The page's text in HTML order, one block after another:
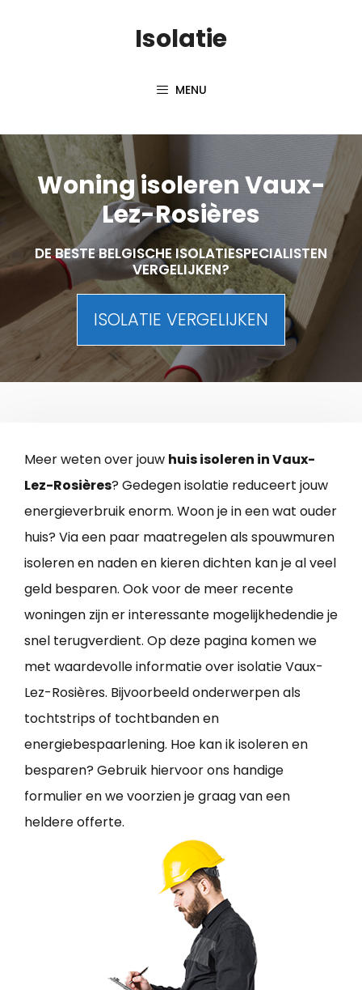
Isolatie
MENU
Woning isoleren Vaux-
Lez-Rosières
DE BESTE BELGISCHE ISOLATIESPECIALISTEN
VERGELIJKEN?
ISOLATIE VERGELIJKEN
Meer weten over jouw huis isoleren in Vaux-
Lez-Rosières? Gedegen isolatie reduceert jouw
energieverbruik enorm. Woon je in een wat ouder
huis? Via een paar maatregelen als spouwmuren
isoleren en naden en kieren dichten kan je al veel
geld besparen. Ook voor de meer recente
woningen zijn er interessante mogelijkhedendie je
snel terugverdient. Op deze pagina komen we
met waardevolle informatie over isolatie Vaux-
Lez-Rosières. Bijvoorbeeld onderwerpen als
tochtstrips of tochtbanden en
energiebespaarlening. Hoe kan ik isoleren en
besparen? Gebruik hiervoor ons handige
formulier en we voorzien je graag van een
heldere offerte.